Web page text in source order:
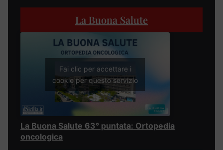
La Buona Salute
Fai clic per accettare i
cookie per questo servizio
La Buona Salute 63° puntata: Ortopedia
oncologica